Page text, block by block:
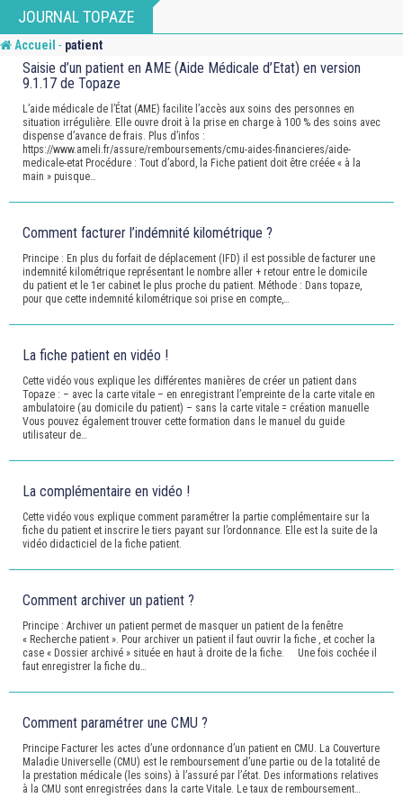
to
content
JOURNAL TOPAZE
Accueil - patient
Saisie d’un patient en AME (Aide Médicale d’Etat) en version
9.1.17 de Topaze
L’aide médicale de l’État (AME) facilite l’accès aux soins des personnes en
situation irrégulière. Elle ouvre droit à la prise en charge à 100 % des soins avec
dispense d’avance de frais. Plus d’infos :
https://www.ameli.fr/assure/remboursements/cmu-aides-financieres/aide-
medicale-etat Procédure : Tout d’abord, la Fiche patient doit être créée « à la
main » puisque…
Comment facturer l’indémnité kilométrique ?
Principe : En plus du forfait de déplacement (IFD) il est possible de facturer une
indemnité kilométrique représentant le nombre aller + retour entre le domicile
du patient et le 1er cabinet le plus proche du patient. Méthode : Dans topaze,
pour que cette indemnité kilométrique soi prise en compte,…
La fiche patient en vidéo !
Cette vidéo vous explique les différentes manières de créer un patient dans
Topaze : – avec la carte vitale – en enregistrant l’empreinte de la carte vitale en
ambulatoire (au domicile du patient) – sans la carte vitale = création manuelle
Vous pouvez également trouver cette formation dans le manuel du guide
utilisateur de…
La complémentaire en vidéo !
Cette vidéo vous explique comment paramétrer la partie complémentaire sur la
fiche du patient et inscrire le tiers payant sur l’ordonnance. Elle est la suite de la
vidéo didacticiel de la fiche patient.
Comment archiver un patient ?
Principe : Archiver un patient permet de masquer un patient de la fenêtre
« Recherche patient ». Pour archiver un patient il faut ouvrir la fiche , et cocher la
case « Dossier archivé » située en haut à droite de la fiche. Une fois cochée il
faut enregistrer la fiche du…
Comment paramétrer une CMU ?
Principe Facturer les actes d’une ordonnance d’un patient en CMU. La Couverture
Maladie Universelle (CMU) est le remboursement d’une partie ou de la totalité de
la prestation médicale (les soins) à l’assuré par l’état. Des informations relatives
à la CMU sont enregistrées dans la carte Vitale. Le taux de remboursement…